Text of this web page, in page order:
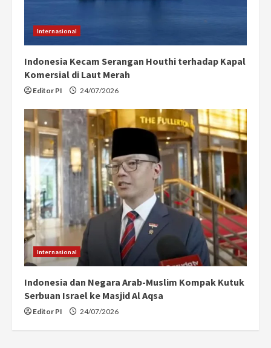
Internasional
Indonesia Kecam Serangan Houthi terhadap Kapal
Komersial di Laut Merah
Editor PI 24/07/2026
Internasional
Indonesia dan Negara Arab-Muslim Kompak Kutuk
Serbuan Israel ke Masjid Al Aqsa
Editor PI 24/07/2026